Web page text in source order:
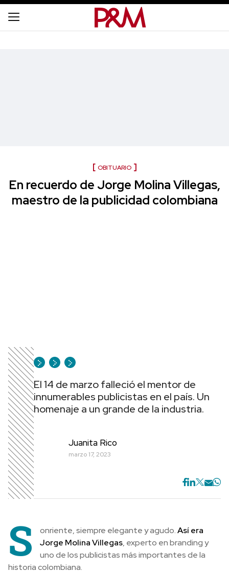
OBITUARIO
En recuerdo de Jorge Molina Villegas,
maestro de la publicidad colombiana
El 14 de marzo falleció el mentor de
innumerables publicistas en el país. Un
homenaje a un grande de la industria.
Juanita Rico
marzo 17, 2023
S onriente, siempre elegante y agudo.Así era
Jorge Molina Villegas, experto en branding y
uno de los publicistas más importantes de la
historia colombiana.